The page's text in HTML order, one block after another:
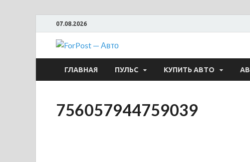
07.08.2026
ForPost —
ГЛАВНАЯ ПУЛЬС КУПИТЬ АВТО
756057944759039